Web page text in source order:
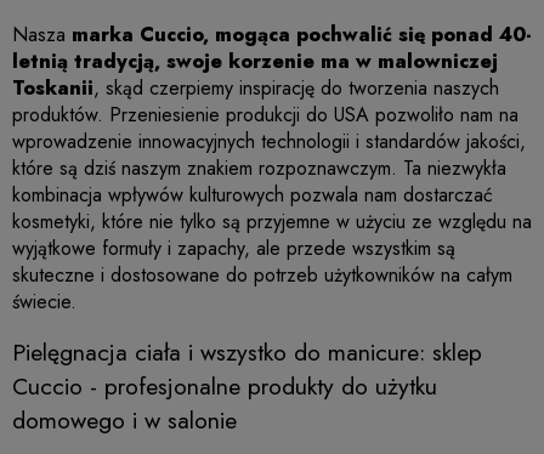
Nasza marka Cuccio, mogąca pochwalić się ponad 40-
letnią tradycją, swoje korzenie ma w malowniczej
Toskanii, skąd czerpiemy inspirację do tworzenia naszych
produktów. Przeniesienie produkcji do USA pozwoliło nam na
wprowadzenie innowacyjnych technologii i standardów jakości,
które są dziś naszym znakiem rozpoznawczym. Ta niezwykła
kombinacja wpływów kulturowych pozwala nam dostarczać
kosmetyki, które nie tylko są przyjemne w użyciu ze względu na
wyjątkowe formuły i zapachy, ale przede wszystkim są
skuteczne i dostosowane do potrzeb użytkowników na całym
świecie.
Pielęgnacja ciała i wszystko do manicure: sklep
Cuccio - profesjonalne produkty do użytku
domowego i w salonie